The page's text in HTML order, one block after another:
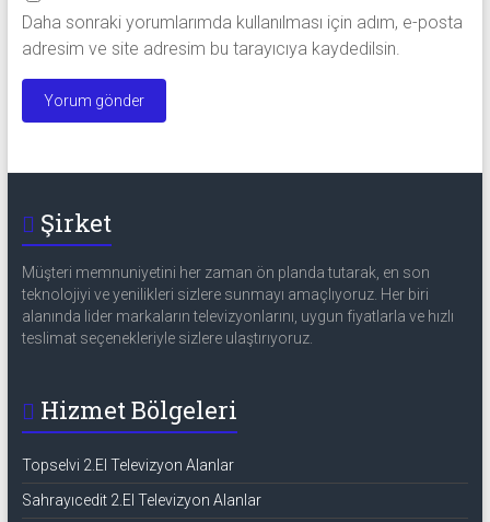
Daha sonraki yorumlarımda kullanılması için adım, e-posta
adresim ve site adresim bu tarayıcıya kaydedilsin.
Şirket
Müşteri memnuniyetini her zaman ön planda tutarak, en son
teknolojiyi ve yenilikleri sizlere sunmayı amaçlıyoruz. Her biri
alanında lider markaların televizyonlarını, uygun fiyatlarla ve hızlı
teslimat seçenekleriyle sizlere ulaştırıyoruz.
Hizmet Bölgeleri
Topselvi 2.El Televizyon Alanlar
Sahrayıcedit 2.El Televizyon Alanlar